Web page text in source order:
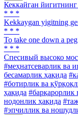
Кеккайган
* * *
Kekkaygan yigitning
* * *
To take one down a
* * *
Спесивый высоко
#меҳнатсеварлик ва
бесамарлик ҳақида
#ботирлик ва
ҳақида #барқарорлик
нодонлик ҳақида
#эпчиллик ва